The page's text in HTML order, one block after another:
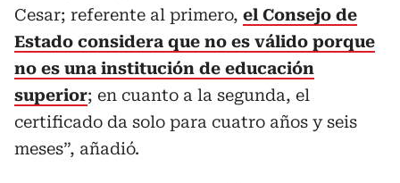
Cesar; referente al primero, el Consejo de
Estado considera que no es válido porque
no es una institución de educación
superior; en cuanto a la segunda, el
certificado da solo para cuatro años y seis
meses”, añadió.